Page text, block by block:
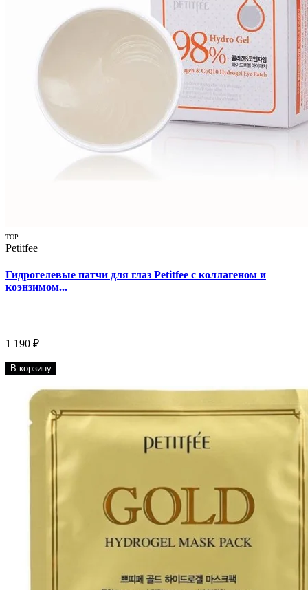
TOP
Petitfee
Гидрогелевые патчи для глаз Petitfee с коллагеном и
коэнзимом...
1 190 ₽
В корзину